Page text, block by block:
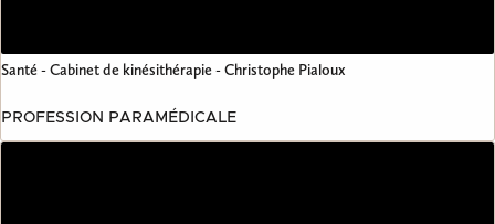
Santé - Cabinet de kinésithérapie - Christophe Pialoux
PROFESSION PARAMÉDICALE